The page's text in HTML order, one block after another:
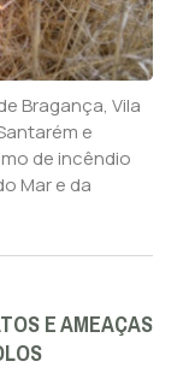
Bragança, Vila
e
de incêndio
Mar e da
E AMEAÇAS